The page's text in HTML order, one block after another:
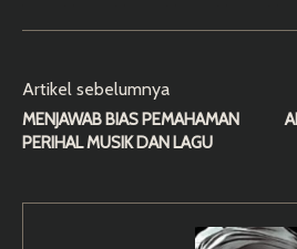
Artikel sebelumnya
MENJAWAB BIAS PEMAHAMAN
PERIHAL MUSIK DAN LAGU